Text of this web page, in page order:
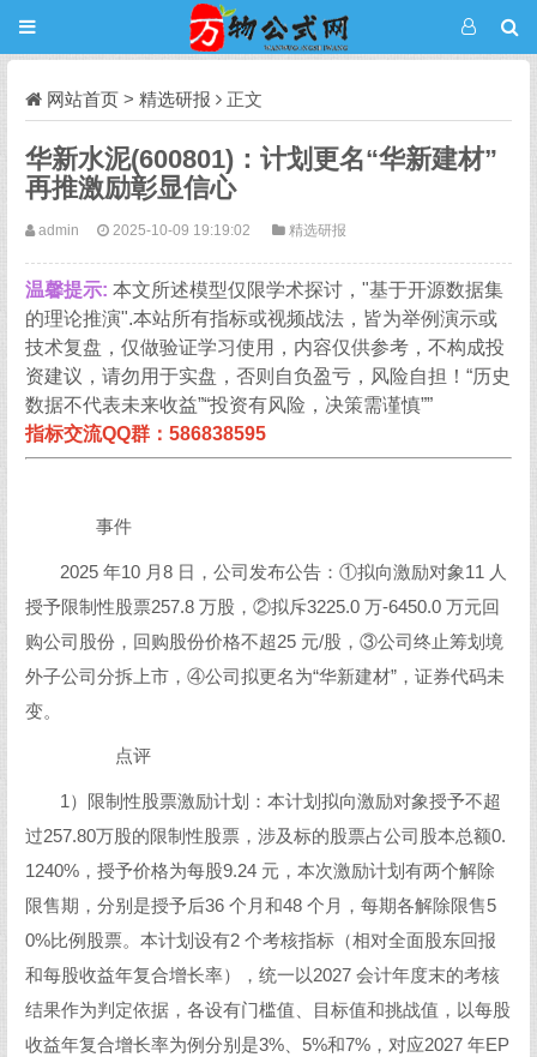
网站首页 > 精选研报 正文
华新水泥(600801)：计划更名“华新建材”
再推激励彰显信心
admin 2025-10-09 19:19:02 精选研报
温馨提示: 本文所述模型仅限学术探讨，"基于开源数据集
的理论推演".本站所有指标或视频战法，皆为举例演示或
技术复盘，仅做验证学习使用，内容仅供参考，不构成投
资建议，请勿用于实盘，否则自负盈亏，风险自担！“历史
数据不代表未来收益”“投资有风险，决策需谨慎””
指标交流QQ群：586838595
事件
2025 年10 月8 日，公司发布公告：①拟向激励对象11 人
授予限制性股票257.8 万股，②拟斥3225.0 万-6450.0 万元回
购公司股份，回购股份价格不超25 元/股，③公司终止筹划境
外子公司分拆上市，④公司拟更名为“华新建材”，证券代码未
变。
点评
1）限制性股票激励计划：本计划拟向激励对象授予不超
过257.80万股的限制性股票，涉及标的股票占公司股本总额0.
1240%，授予价格为每股9.24 元，本次激励计划有两个解除
限售期，分别是授予后36 个月和48 个月，每期各解除限售5
0%比例股票。本计划设有2 个考核指标（相对全面股东回报
和每股收益年复合增长率），统一以2027 会计年度末的考核
结果作为判定依据，各设有门槛值、目标值和挑战值，以每股
收益年复合增长率为例分别是3%、5%和7%，对应2027 年EP